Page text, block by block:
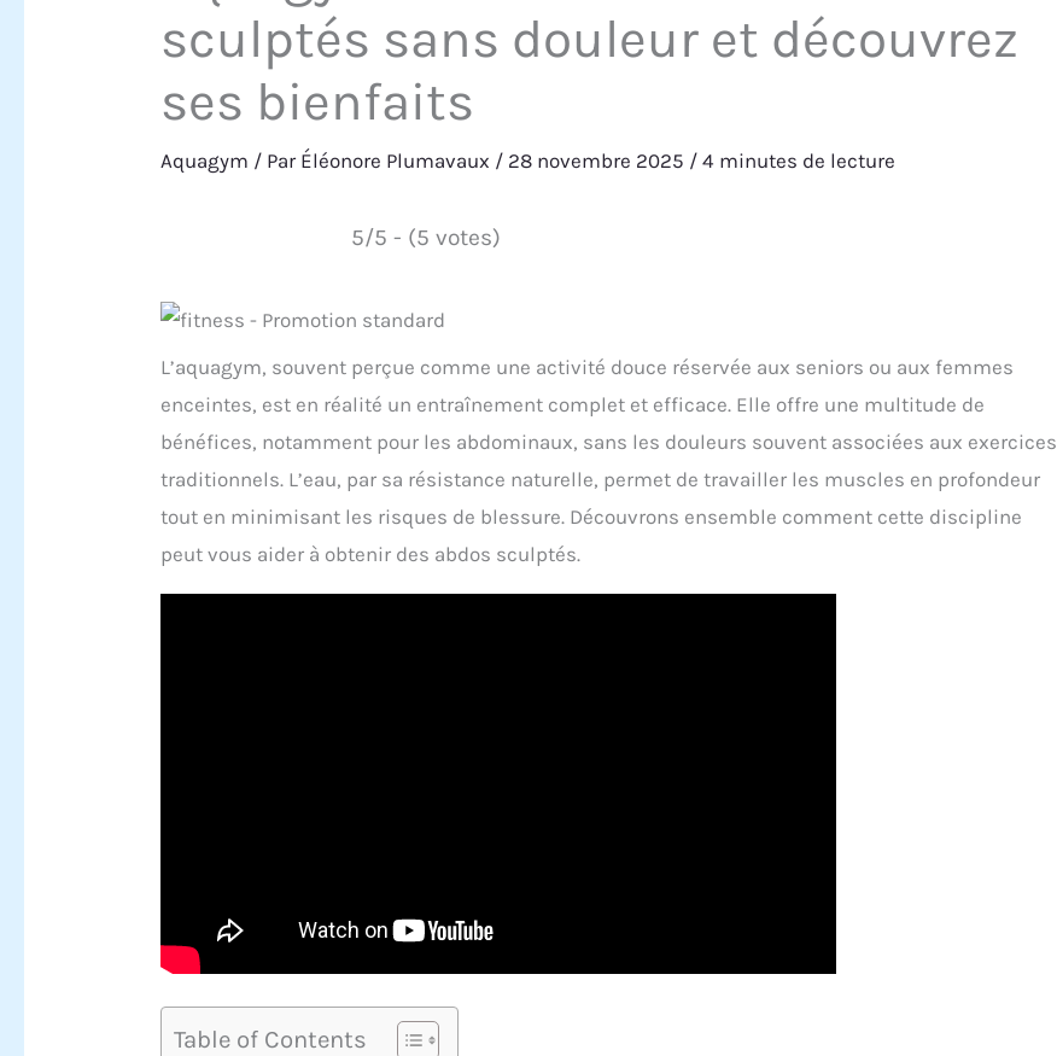
sculptés sans douleur et découvrez
ses bienfaits
Aquagym / Par Éléonore Plumavaux / 28 novembre 2025 /4 minutes de lecture
5/5 - (5 votes)
L’aquagym, souvent perçue comme une activité douce réservée aux seniors ou aux femmes
enceintes, est en réalité un entraînement complet et efficace. Elle offre une multitude de
bénéfices, notamment pour les abdominaux, sans les douleurs souvent associées aux exercices
traditionnels. L’eau, par sa résistance naturelle, permet de travailler les muscles en profondeur
tout en minimisant les risques de blessure. Découvrons ensemble comment cette discipline
peut vous aider à obtenir des abdos sculptés.
Table of Contents